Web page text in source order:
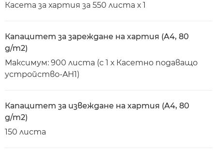
Касета за хартия за 550 листа х 1
Капацитет за зареждане на хартия (A4, 80
g/m2)
Максимум: 900 листа (с 1 х Касетно подаващо
устройство-AH1)
Капацитет за извеждане на хартия (A4, 80
g/m2)
150 листа